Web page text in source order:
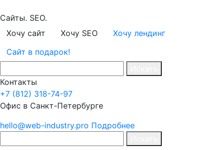
Сайты. SEO.
Хочу сайт
Хочу SEO
Хочу лендинг
Сайт в подарок!
Контакты
+7 (812) 318-74-97
Офис в Санкт-Петербурге
hello@web-industry.pro Подробнее